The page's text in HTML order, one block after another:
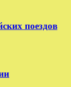
поездов